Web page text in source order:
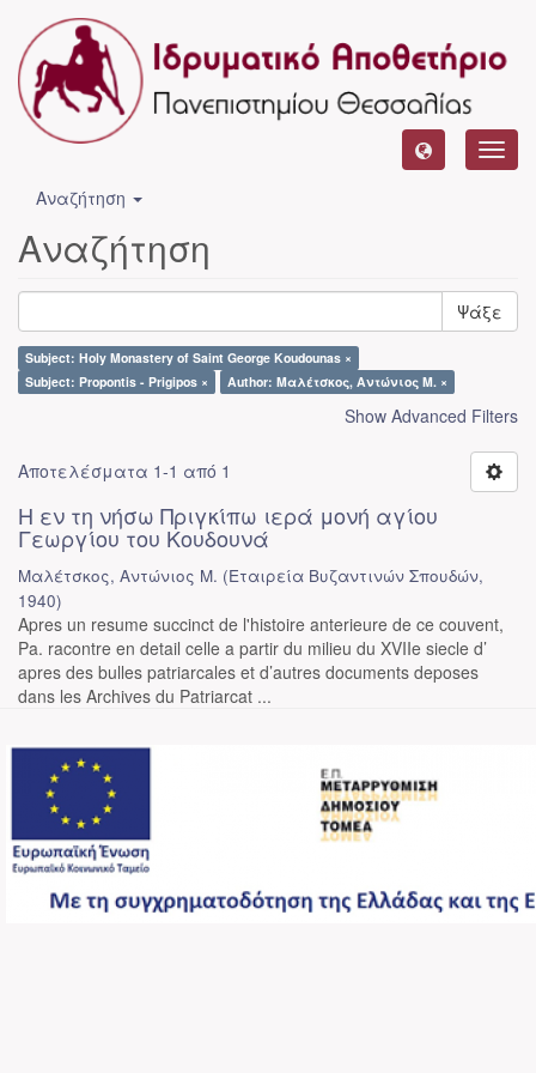
Αναζήτηση
Αναζήτηση
Ψάξε
Subject: Holy Monastery of Saint George Koudounas ×
Subject: Propontis - Prigipos ×
Author: Μαλέτσκος, Αντώνιος Μ. ×
Show Advanced Filters
Αποτελέσματα 1-1 από 1
Η εν τη νήσω Πριγκίπω ιερά μονή αγίου
Γεωργίου του Κουδουνά
Μαλέτσκος, Αντώνιος Μ. (Εταιρεία Βυζαντινών Σπουδών,
1940)
Apres un resume succinct de l'histoire anterieure de ce couvent,
Pa. racontre en detail celle a partir du milieu du XVIIe siecle d’
apres des bulles patriarcales et d’autres documents deposes
dans les Archives du Patriarcat ...